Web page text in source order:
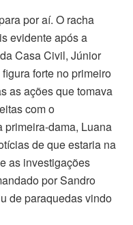
por aí. O racha
evidente após a
Casa Civil, Júnior
forte no primeiro
as ações que tomava
com o
primeira-dama, Luana
de que estaria na
as investigações
por Sandro
de paraquedas vindo